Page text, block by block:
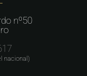
nº50
nacional)